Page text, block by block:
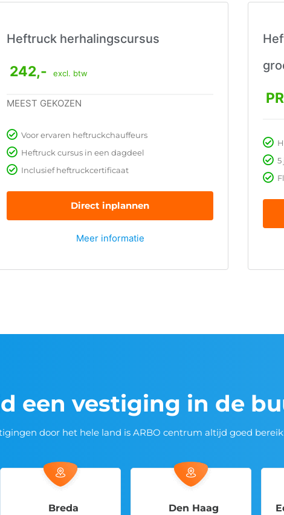
Heftruck herhalingscursus
242,- excl. btw
MEEST GEKOZEN
Voor ervaren heftruckchauffeurs
Heftruck cursus in een dagdeel
Inclusief heftruckcertificaat
Direct inplannen
Meer informatie
5
een vestiging in de
door het hele land is ARBO centrum altijd goed
Ede